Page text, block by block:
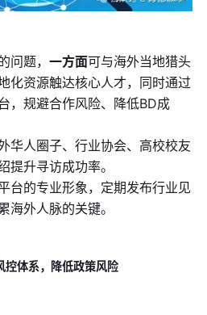
问题， 一方面可与海外当地猎头
化资源触达核心人才，同时通过
，规避合作风险、降低BD成
华人圈子、行业协会、高校校友
提升寻访成功率。
台的专业形象，定期发布行业见
海外人脉的关键。
控体系，降低政策风险